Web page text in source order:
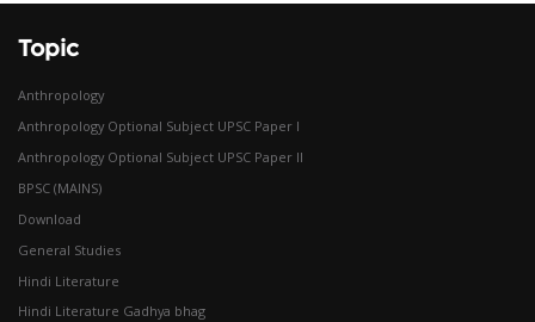
Topic
Anthropology
Anthropology Optional Subject UPSC Paper I
Anthropology Optional Subject UPSC Paper II
BPSC (MAINS)
Download
General Studies
Hindi Literature
Hindi Literature Gadhya bhag